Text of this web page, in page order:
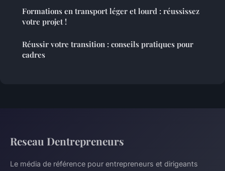
Formations en transport léger et lourd : réussissez
votre projet !
Réussir votre transition : conseils pratiques pour
cadres
Reseau Dentrepreneurs
Le média de référence pour entrepreneurs et dirigeants